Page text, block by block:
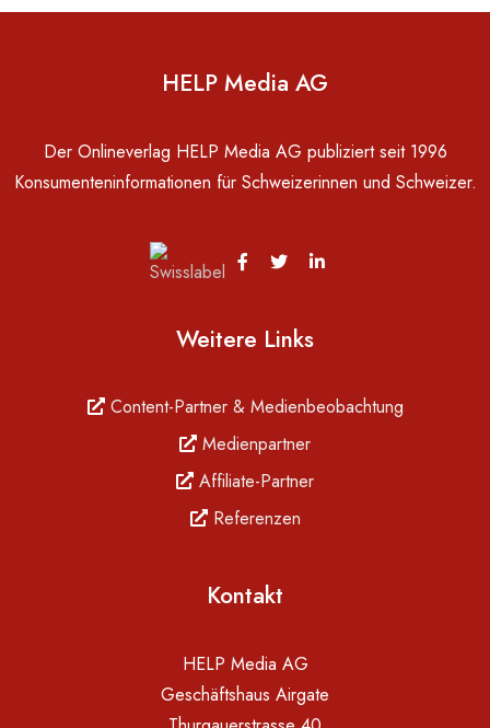
HELP Media AG
Der Onlineverlag HELP Media AG publiziert seit 1996
Konsumenten­in­for­mationen für Schwei­zerinnen und Schweizer.
Weitere Links
Content-Partner & Medienbeobachtung
Medienpartner
Affiliate-Partner
Referenzen
Kontakt
HELP Media AG
Geschäftshaus Airgate